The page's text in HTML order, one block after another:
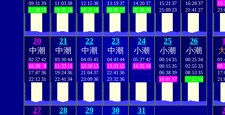
09:31 39
17:38 18
11:03 38
18:35 16
12:15 38
19:21 16
13:19 37
20:00 17
14:20 37
20:36 20
15:21 37
21:09 23
16:28 37
21:41 27
20
中潮
02:57 42
10:30
9
17:47 36
22:12 31
21
中潮
03:30 44
11:23 11
19:24 36
22:41 34
22
中潮
04:05 45
12:20 13
21:04 37
23:09 36
23
中潮
04:43 44
13:23 15
22:41 36
23:32 36
24
小潮
05:27 42
14:35 16
25
小潮
00:14 35
00:15 35
06:38 39
16:01 17
26
小潮
00:25 34
02:55 33
08:53 35
17:22 16
27
28
29
30
31